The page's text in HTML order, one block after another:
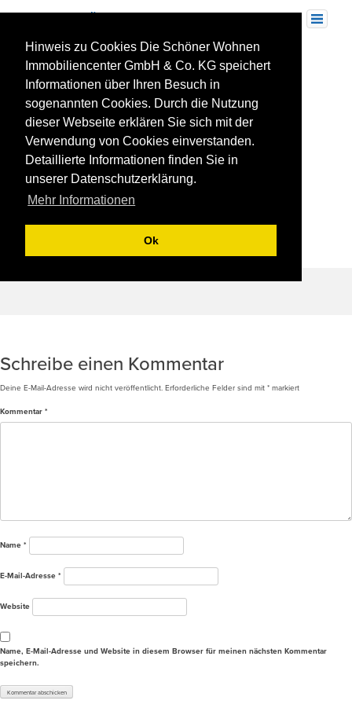
Hinweis zu Cookies Die Schöner Wohnen
Immobiliencenter GmbH & Co. KG speichert
Informationen über Ihren Besuch in
sogenannten Cookies. Durch die Nutzung
dieser Webseite erklären Sie sich mit der
Verwendung von Cookies einverstanden.
Detaillierte Informationen finden Sie in
unserer Datenschutzerklärung.
Mehr Informationen
Ok
Toggle
navigation
08.03.2016-2
Schreibe einen Kommentar
Deine E-Mail-Adresse wird nicht veröffentlicht. Erforderliche Felder sind mit * markiert
Kommentar *
Name *
E-Mail-Adresse *
Website
Name, E-Mail-Adresse und Website in diesem Browser für meinen nächsten Kommentar
speichern.